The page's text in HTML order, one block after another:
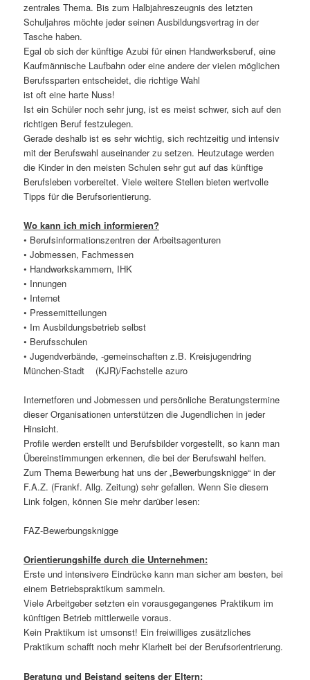
zentrales Thema. Bis zum Halbjahreszeugnis des letzten
Schuljahres möchte jeder seinen Ausbildungsvertrag in der
Tasche haben.
Egal ob sich der künftige Azubi für einen Handwerksberuf, eine
Kaufmännische Laufbahn oder eine andere der vielen möglichen
Berufssparten entscheidet, die richtige Wahl
ist oft eine harte Nuss!
Ist ein Schüler noch sehr jung, ist es meist schwer, sich auf den
richtigen Beruf festzulegen.
Gerade deshalb ist es sehr wichtig, sich rechtzeitig und intensiv
mit der Berufswahl auseinander zu setzen. Heutzutage werden
die Kinder in den meisten Schulen sehr gut auf das künftige
Berufsleben vorbereitet. Viele weitere Stellen bieten wertvolle
Tipps für die Berufsorientierung.
Wo kann ich mich informieren?
• Berufsinformationszentren der Arbeitsagenturen
• Jobmessen, Fachmessen
• Handwerkskammern, IHK
• Innungen
• Internet
• Pressemitteilungen
• Im Ausbildungsbetrieb selbst
• Berufsschulen
• Jugendverbände, -gemeinschaften z.B. Kreisjugendring
München-Stadt (KJR)/Fachstelle azuro
Internetforen und Jobmessen und persönliche Beratungstermine
dieser Organisationen unterstützen die Jugendlichen in jeder
Hinsicht.
Profile werden erstellt und Berufsbilder vorgestellt, so kann man
Übereinstimmungen erkennen, die bei der Berufswahl helfen.
Zum Thema Bewerbung hat uns der „Bewerbungsknigge“ in der
F.A.Z. (Frankf. Allg. Zeitung) sehr gefallen. Wenn Sie diesem
Link folgen, können Sie mehr darüber lesen:
FAZ-Bewerbungsknigge
Orientierungshilfe durch die Unternehmen:
Erste und intensivere Eindrücke kann man sicher am besten, bei
einem Betriebspraktikum sammeln.
Viele Arbeitgeber setzten ein vorausgegangenes Praktikum im
künftigen Betrieb mittlerweile voraus.
Kein Praktikum ist umsonst! Ein freiwilliges zusätzliches
Praktikum schafft noch mehr Klarheit bei der Berufsorientrierung.
Beratung und Beistand seitens der Eltern: